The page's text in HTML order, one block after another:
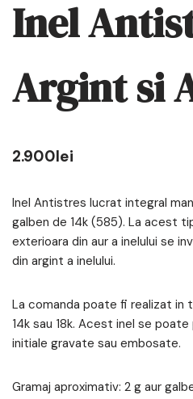
Inel
Argint si
2.900lei
Inel Antistres lucrat integral
galben de 14k (585). La acest
exterioara din aur a inelului se
din argint a inelului.
La comanda poate fi realizat in
14k sau 18k. Acest inel se
initiale gravate sau embosate.
Gramaj aproximativ: 2 g aur